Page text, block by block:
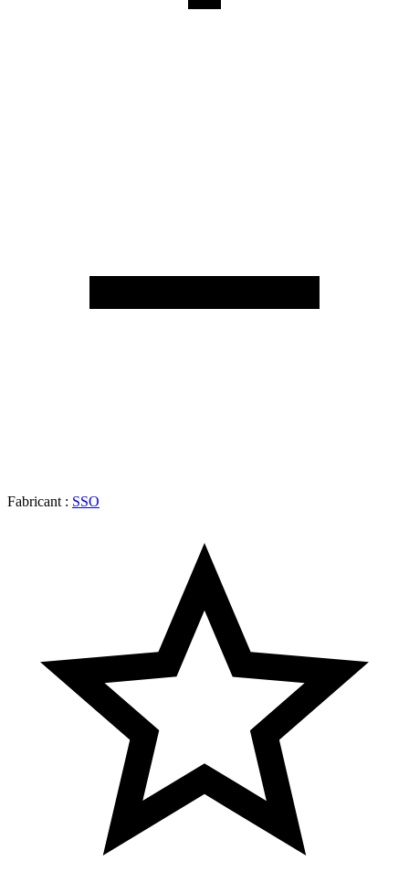
Fabricant : SSO